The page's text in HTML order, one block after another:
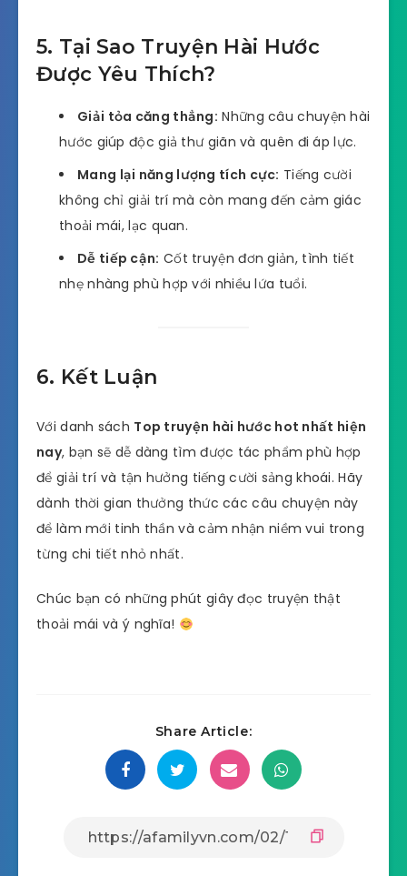
5. Tại Sao Truyện Hài Hước
Được Yêu Thích?
Giải tỏa căng thẳng: Những câu chuyện hài
hước giúp độc giả thư giãn và quên đi áp lực.
Mang lại năng lượng tích cực: Tiếng cười
không chỉ giải trí mà còn mang đến cảm giác
thoải mái, lạc quan.
Dễ tiếp cận: Cốt truyện đơn giản, tình tiết
nhẹ nhàng phù hợp với nhiều lứa tuổi.
6. Kết Luận
Với danh sách Top truyện hài hước hot nhất hiện
nay, bạn sẽ dễ dàng tìm được tác phẩm phù hợp
để giải trí và tận hưởng tiếng cười sảng khoái. Hãy
dành thời gian thưởng thức các câu chuyện này
để làm mới tinh thần và cảm nhận niềm vui trong
từng chi tiết nhỏ nhất.
Chúc bạn có những phút giây đọc truyện thật
thoải mái và ý nghĩa!
Share Article: